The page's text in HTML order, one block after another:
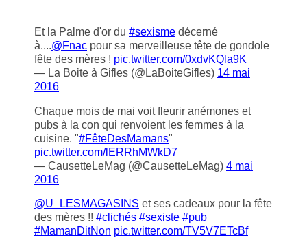
Et la Palme d'or du #sexisme décerné
à....@Fnac pour sa merveilleuse tête de gondole
fête des mères ! pic.twitter.com/0xdvKQla9K
— La Boite à Gifles (@LaBoiteGifles) 14 mai
2016
Chaque mois de mai voit fleurir anémones et
pubs à la con qui renvoient les femmes à la
cuisine. "#FêteDesMamans"
pic.twitter.com/lERRhMWkD7
— CausetteLeMag (@CausetteLeMag) 4 mai
2016
@U_LESMAGASINS et ses cadeaux pour la fête
des mères !! #clichés #sexiste #pub
#MamanDitNon pic.twitter.com/TV5V7ETcBf